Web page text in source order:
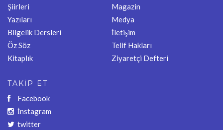
Şiirleri
Yazıları
Bilgelik Dersleri
Öz Söz
Kitaplık
Magazin
Medya
İletişim
Telif Hakları
Ziyaretçi Defteri
TAKİP ET
Facebook
İnstagram
twitter